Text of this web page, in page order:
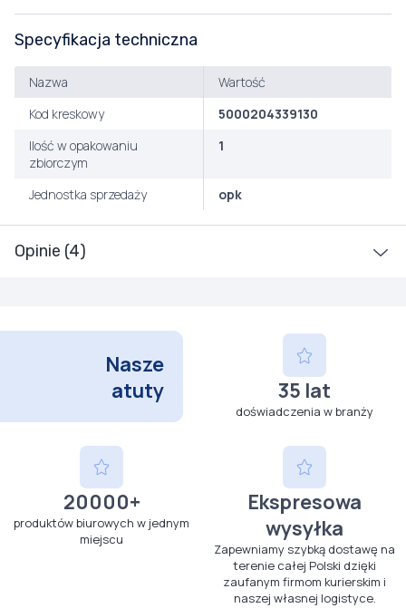
Opinie (4)
Specyfikacja techniczna
Nazwa
Wartość
Kod kreskowy
5000204339130
Ilość w opakowaniu
zbiorczym
1
Jednostka sprzedaży opk
Nasze
atuty
35 lat
doświadczenia w branży
20000+
produktów biurowych w jednym
miejscu
Ekspresowa
wysyłka
Zapewniamy szybką dostawę na
terenie całej Polski dzięki
zaufanym firmom kurierskim i
naszej własnej logistyce.